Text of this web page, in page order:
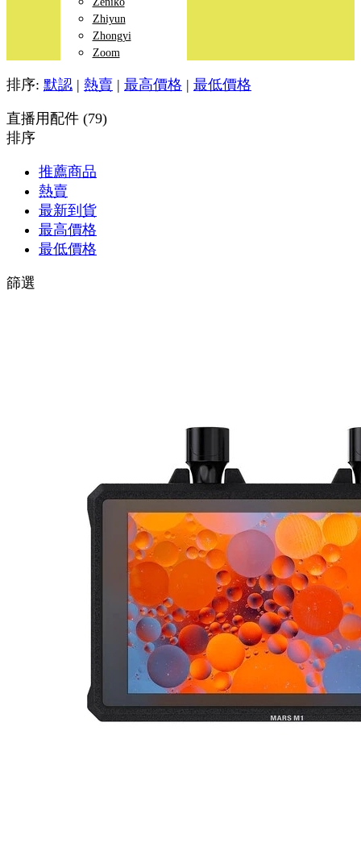
Zhiyun
Zhongyi
Zoom
排序: 默認 | 熱賣 | 最高價格 | 最低價格
直播用配件 (79)
排序
推薦商品
熱賣
最新到貨
最高價格
最低價格
篩選